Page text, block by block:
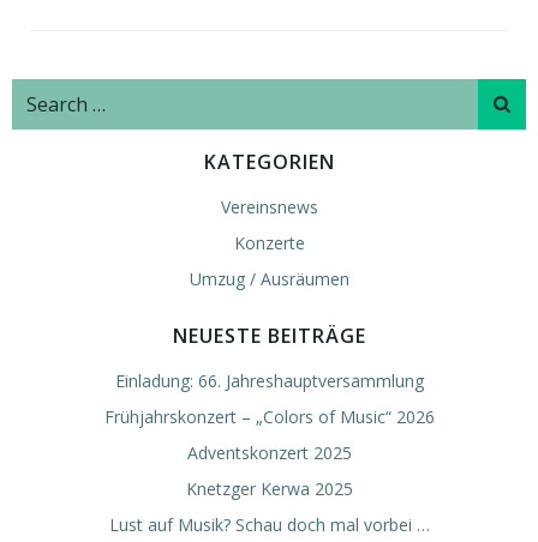
Search
KATEGORIEN
Vereinsnews
Konzerte
Umzug / Ausräumen
NEUESTE BEITRÄGE
Einladung: 66. Jahreshauptversammlung
Frühjahrskonzert – „Colors of Music“ 2026
Adventskonzert 2025
Knetzger Kerwa 2025
Lust auf Musik? Schau doch mal vorbei …